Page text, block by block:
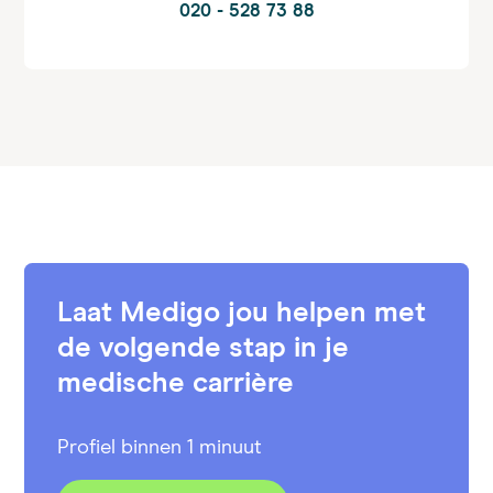
020 - 528 73 88
Laat Medigo jou helpen met
de volgende stap in je
medische carrière
Profiel binnen 1 minuut